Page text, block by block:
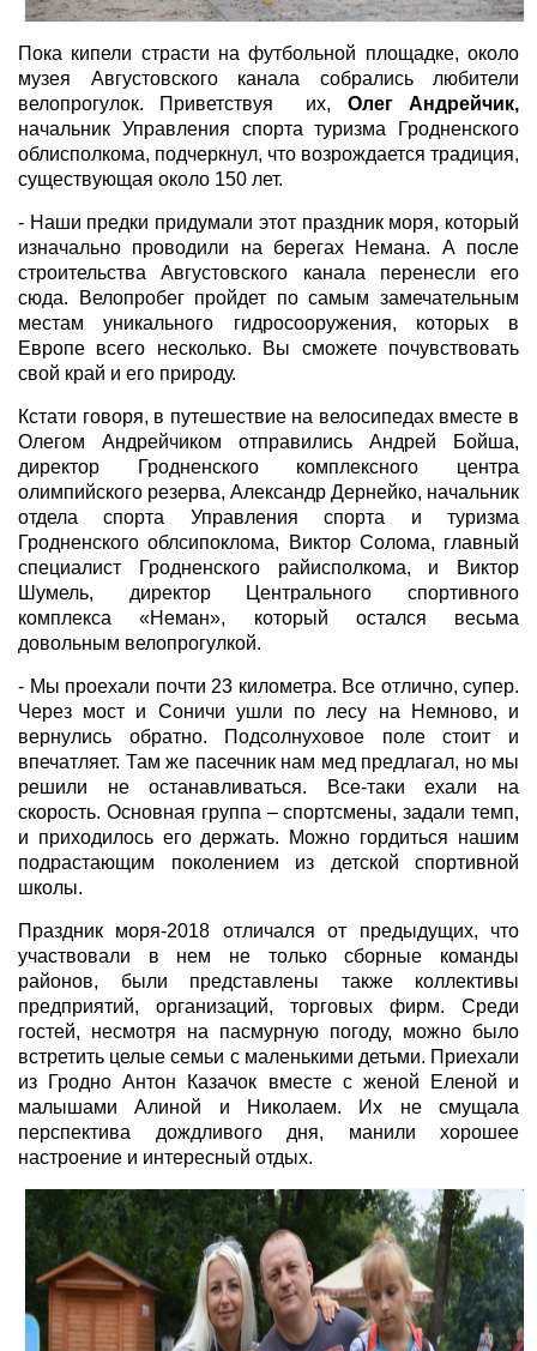
Пока кипели страсти на футбольной площадке, около
музея Августовского канала собрались любители
велопрогулок. Приветствуя их, Олег Андрейчик,
начальник Управления спорта туризма Гродненского
облисполкома, подчеркнул, что возрождается традиция,
существующая около 150 лет.
- Наши предки придумали этот праздник моря, который
изначально проводили на берегах Немана. А после
строительства Августовского канала перенесли его
сюда. Велопробег пройдет по самым замечательным
местам уникального гидросооружения, которых в
Европе всего несколько. Вы сможете почувствовать
свой край и его природу.
Кстати говоря, в путешествие на велосипедах вместе в
Олегом Андрейчиком отправились Андрей Бойша,
директор Гродненского комплексного центра
олимпийского резерва, Александр Дернейко, начальник
отдела спорта Управления спорта и туризма
Гродненского облсипоклома, Виктор Солома, главный
специалист Гродненского райисполкома, и Виктор
Шумель, директор Центрального спортивного
комплекса «Неман», который остался весьма
довольным велопрогулкой.
- Мы проехали почти 23 километра. Все отлично, супер.
Через мост и Соничи ушли по лесу на Немново, и
вернулись обратно. Подсолнуховое поле стоит и
впечатляет. Там же пасечник нам мед предлагал, но мы
решили не останавливаться. Все-таки ехали на
скорость. Основная группа – спортсмены, задали темп,
и приходилось его держать. Можно гордиться нашим
подрастающим поколением из детской спортивной
школы.
Праздник моря-2018 отличался от предыдущих, что
участвовали в нем не только сборные команды
районов, были представлены также коллективы
предприятий, организаций, торговых фирм. Среди
гостей, несмотря на пасмурную погоду, можно было
встретить целые семьи с маленькими детьми. Приехали
из Гродно Антон Казачок вместе с женой Еленой и
малышами Алиной и Николаем. Их не смущала
перспектива дождливого дня, манили хорошее
настроение и интересный отдых.